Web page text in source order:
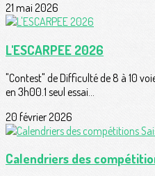
21 mai 2026
L'ESCARPEE 2026
"Contest" de Difficulté de 8 à 10
en 3h00.1 seul essai...
20 février 2026
Calendriers des